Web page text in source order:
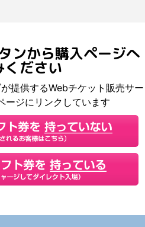
ンから購入ページへ
ください
提供するWebチケット販売サー
ージにリンクしています